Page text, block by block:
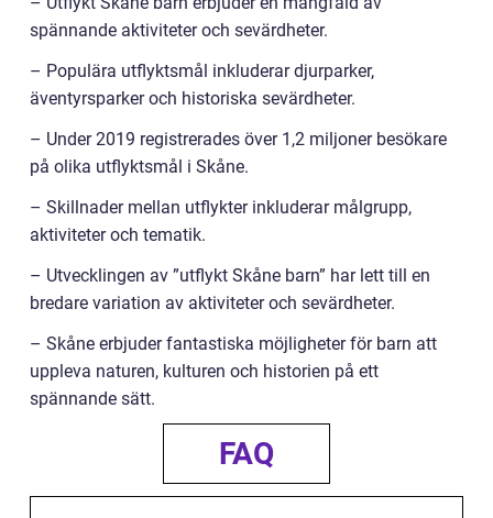
spännande aktiviteter och sevärdheter.
– Populära utflyktsmål inkluderar djurparker,
äventyrsparker och historiska sevärdheter.
– Under 2019 registrerades över 1,2 miljoner besökare
på olika utflyktsmål i Skåne.
– Skillnader mellan utflykter inkluderar målgrupp,
aktiviteter och tematik.
– Utvecklingen av ”utflykt Skåne barn” har lett till en
bredare variation av aktiviteter och sevärdheter.
– Skåne erbjuder fantastiska möjligheter för barn att
uppleva naturen, kulturen och historien på ett
spännande sätt.
FAQ